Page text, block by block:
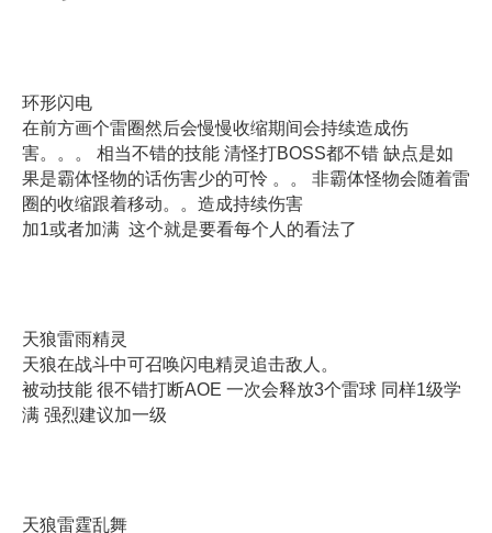
环形闪电
在前方画个雷圈然后会慢慢收缩期间会持续造成伤
害。。。 相当不错的技能 清怪打BOSS都不错 缺点是如
果是霸体怪物的话伤害少的可怜 。。 非霸体怪物会随着雷
圈的收缩跟着移动。。造成持续伤害
加1或者加满 这个就是要看每个人的看法了
天狼雷雨精灵
天狼在战斗中可召唤闪电精灵追击敌人。
被动技能 很不错打断AOE 一次会释放3个雷球 同样1级学
满 强烈建议加一级
天狼雷霆乱舞